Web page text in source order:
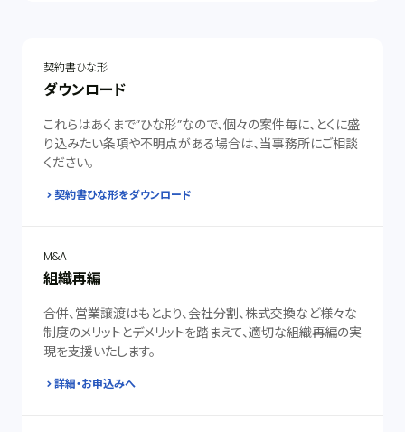
契約書ひな形
ダウンロード
これらはあくまで”ひな形”なので、個々の案件毎に、とくに盛
り込みたい条項や不明点がある場合は、当事務所にご相談
ください。
契約書ひな形をダウンロード
M&A
組織再編
合併、営業譲渡はもとより、会社分割、株式交換など様々な
制度のメリットとデメリットを踏まえて、適切な組織再編の実
現を支援いたします。
詳細・お申込みへ